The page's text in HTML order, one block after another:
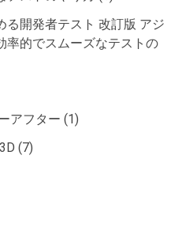
る開発者テスト 改訂版 アジ
率的でスムーズなテストの
アフター (1)
(7)